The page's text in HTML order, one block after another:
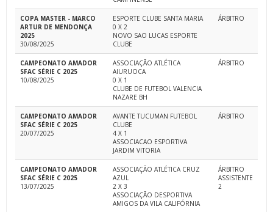
COPA MASTER - MARCO
ARTUR DE MENDONÇA
2025
30/08/2025
ESPORTE CLUBE SANTA MARIA
0 X 2
NOVO SAO LUCAS ESPORTE
CLUBE
ÁRBITRO
CAMPEONATO AMADOR
SFAC SÉRIE C 2025
10/08/2025
ASSOCIAÇÃO ATLÉTICA
AIURUOCA
0 X 1
CLUBE DE FUTEBOL VALENCIA
NAZARE BH
ÁRBITRO
CAMPEONATO AMADOR
SFAC SÉRIE C 2025
20/07/2025
AVANTE TUCUMAN FUTEBOL
CLUBE
4 X 1
ASSOCIACAO ESPORTIVA
JARDIM VITORIA
ÁRBITRO
CAMPEONATO AMADOR
SFAC SÉRIE C 2025
13/07/2025
ASSOCIAÇÃO ATLÉTICA CRUZ
AZUL
2 X 3
ASSOCIAÇÃO DESPORTIVA
AMIGOS DA VILA CALIFÓRNIA
ÁRBITRO
ASSISTENTE
2